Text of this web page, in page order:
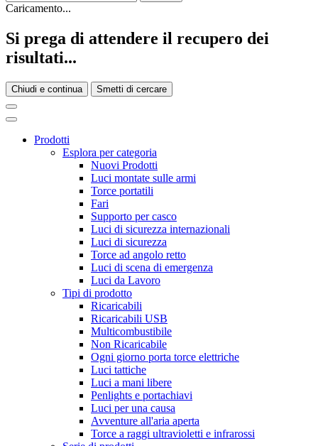
Caricamento...
Si prega di attendere il recupero dei
risultati...
Chiudi e continua Smetti di cercare
Prodotti
Esplora per categoria
Nuovi Prodotti
Luci montate sulle armi
Torce portatili
Fari
Supporto per casco
Luci di sicurezza internazionali
Luci di sicurezza
Torce ad angolo retto
Luci di scena di emergenza
Luci da Lavoro
Tipi di prodotto
Ricaricabili
Ricaricabili USB
Multicombustibile
Non Ricaricabile
Ogni giorno porta torce elettriche
Luci tattiche
Luci a mani libere
Penlights e portachiavi
Luci per una causa
Avventure all'aria aperta
Torce a raggi ultravioletti e infrarossi